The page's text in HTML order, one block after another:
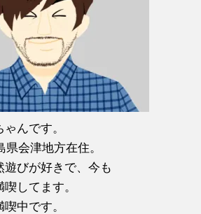
んです。
会津地方在住。
びが好きで、今も
してます。
中です。